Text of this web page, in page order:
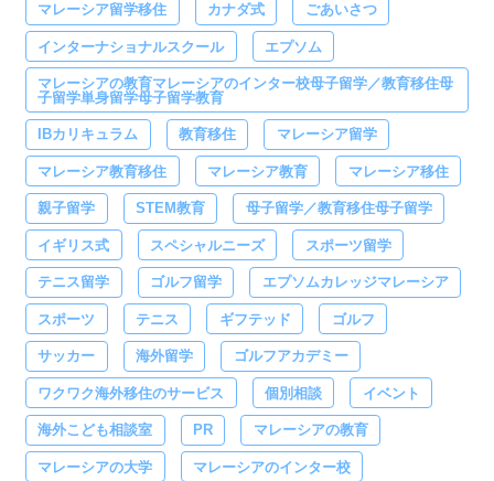
マレーシア留学移住 カナダ式 ごあいさつ
インターナショナルスクール エプソム
マレーシアの教育マレーシアのインター校母子留学／教育移住母
子留学単身留学母子留学教育
IBカリキュラム 教育移住 マレーシア留学
マレーシア教育移住 マレーシア教育 マレーシア移住
親子留学 STEM教育 母子留学／教育移住母子留学
イギリス式 スペシャルニーズ スポーツ留学
テニス留学 ゴルフ留学 エプソムカレッジマレーシア
スポーツ テニス ギフテッド ゴルフ
サッカー 海外留学 ゴルフアカデミー
ワクワク海外移住のサービス 個別相談 イベント
海外こども相談室 PR マレーシアの教育
マレーシアの大学 マレーシアのインター校